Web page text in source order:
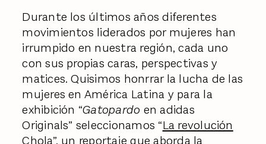
Durante los últimos años diferentes
movimientos liderados por mujeres han
irrumpido en nuestra región, cada uno
con sus propias caras, perspectivas y
matices. Quisimos honrrar la lucha de las
mujeres en América Latina y para la
exhibición “Gatopardo en adidas
Originals” seleccionamos “La revolución
Chola”, un reportaje que aborda la